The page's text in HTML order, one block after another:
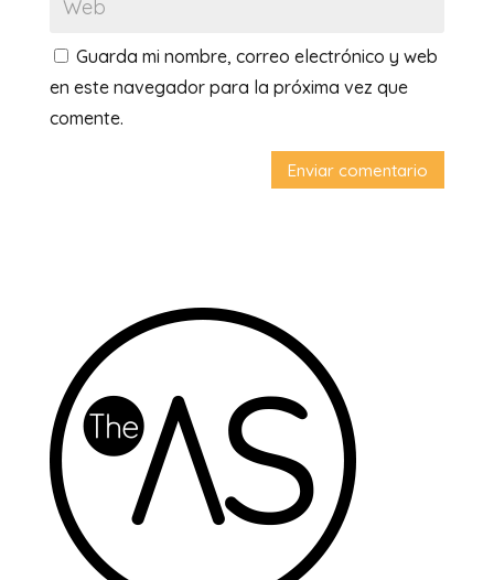
Guarda mi nombre, correo electrónico y web
en este navegador para la próxima vez que
comente.